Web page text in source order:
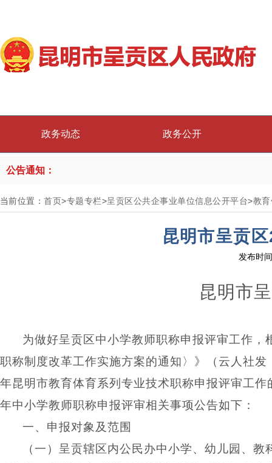
政务动态 政务公开
公告通知：
当前位置：首页>专题专栏>呈贡区公共企事业单位信息公开平台>教
昆明市呈贡
发布时
昆明市
为做好呈贡区中小学教师职称申报评审工作，
职称制度改革工作实施方案的通知〉 》（云人社发
年昆明市教育体育系列专业技术职称申报评审工作
年中小学教师职称申报评审相关事项公告如下：
一、申报对象及范围
（一）呈贡辖区内公民办中小学、幼儿园、